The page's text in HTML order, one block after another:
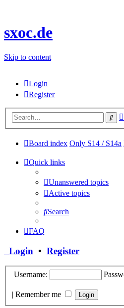
sxoc.de
Skip to content
Login
Register
Board index Only S14 / S14a
Quick links
Unanswered topics
Active topics
Search
FAQ
Login • Register
Username:
| Remember me